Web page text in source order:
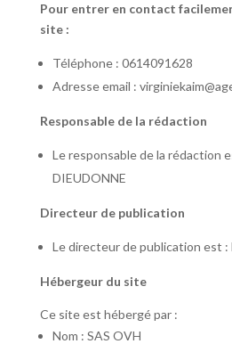
Pour entrer en contact
site :
Téléphone : 0614091628
Adresse email :
Responsable de la rédaction
Le responsable de la rédaction
DIEUDONNE
Directeur de publication
Le directeur de publication est :
Hébergeur du site
Ce site est hébergé par :
Nom : SAS OVH